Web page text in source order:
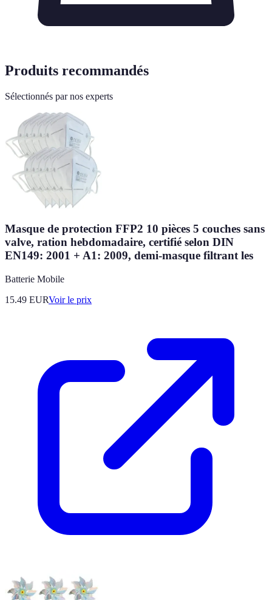
Produits recommandés
Sélectionnés par nos experts
Masque de protection FFP2 10 pièces 5 couches sans
valve, ration hebdomadaire, certifié selon DIN
EN149: 2001 + A1: 2009, demi-masque filtrant les
Batterie Mobile
15.49 EURVoir le prix